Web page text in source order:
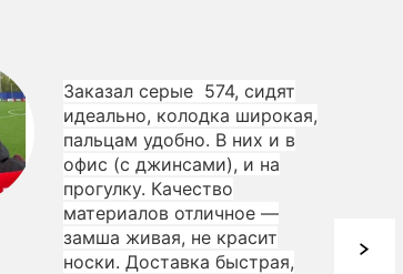
Заказал серые 574, сидят
идеально, колодка широкая,
пальцам удобно. В них и в
офис (с джинсами), и на
прогулку. Качество
материалов отличное —
замша живая, не красит
носки. Доставка быстрая,